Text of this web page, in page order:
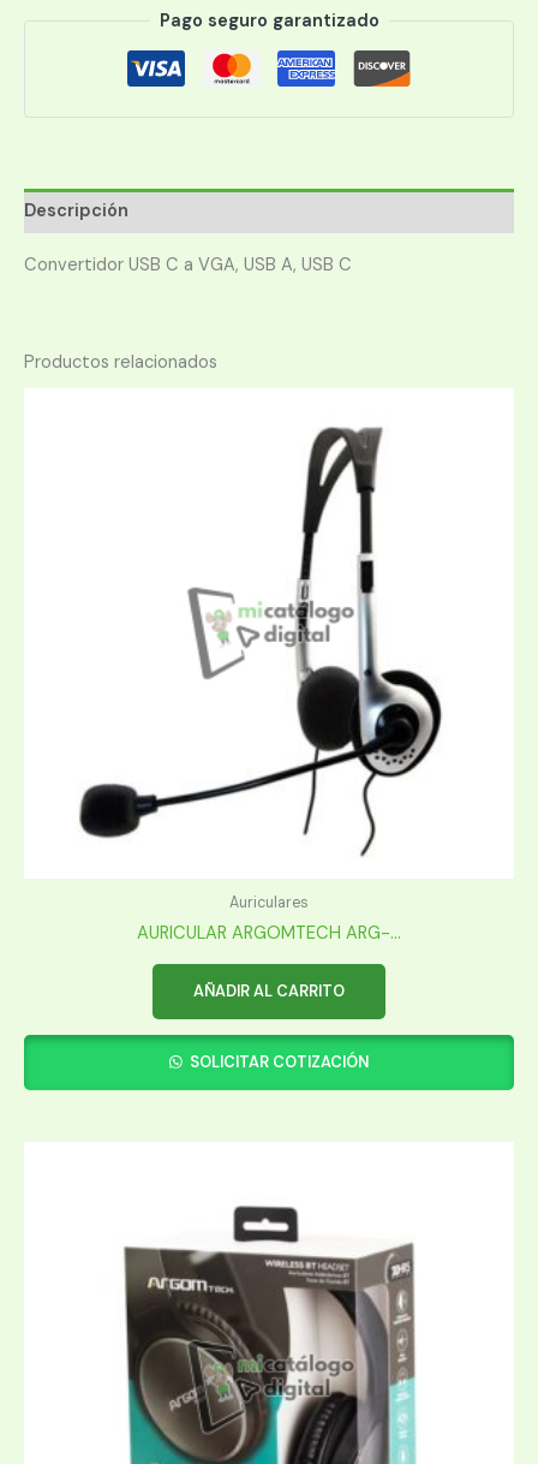
BLISTER
Pago seguro garantizado
Descripción
Convertidor ​​USB C a VGA, USB A, USB C
Productos relacionados
Auriculares
AURICULAR ARGOMTECH ARG-...
AÑADIR AL CARRITO
SOLICITAR COTIZACIÓN